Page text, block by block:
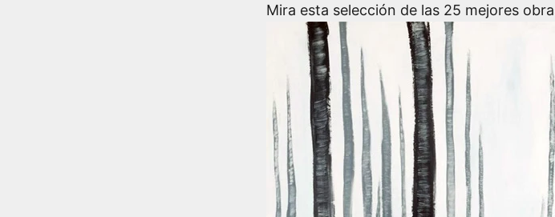
Mira esta selección de las 25 mejores